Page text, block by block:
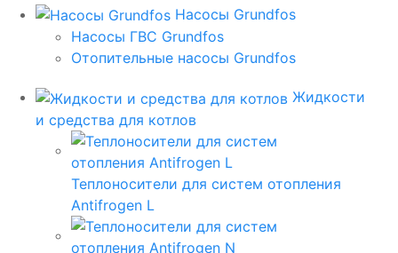
Насосы Grundfos
Насосы ГВС Grundfos
Отопительные насосы Grundfos
Жидкости
и средства для котлов
Теплоносители для систем отопления
Antifrogen L